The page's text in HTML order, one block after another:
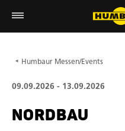
Humbaur Messen/Events
09.09.2026 - 13.09.2026
NORDBAU